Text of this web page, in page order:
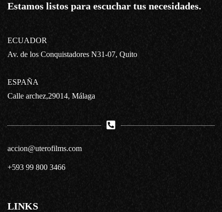
Estamos listos para escuchar tus necesidades.
ECUADOR
Av. de los Conquistadores N31-07, Quito
ESPAÑA
Calle archez,29014, Málaga
accion@uterofilms.com
+593 99 800 3466
LINKS